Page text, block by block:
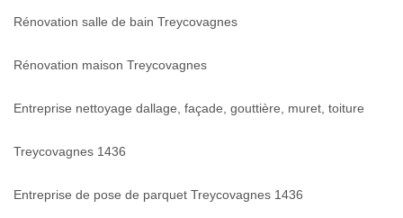
Rénovation salle de bain Treycovagnes
Rénovation maison Treycovagnes
Entreprise nettoyage dallage, façade, gouttière, muret, toiture
Treycovagnes 1436
Entreprise de pose de parquet Treycovagnes 1436